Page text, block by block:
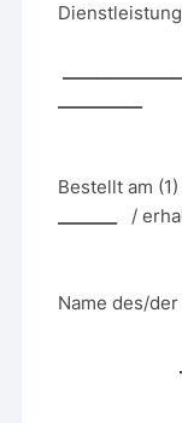
Bestellt am (1)
/
Name des/